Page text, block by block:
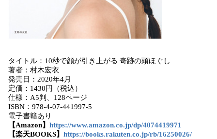
タイトル：10秒で顔が引き上がる 奇跡の頭ほぐし
著者：村木宏衣
発売日：2020年4月
定価：1430円（税込）
仕様：A5判、128ページ
ISBN：978-4-07-441997-5
電子書籍あり
【Amazon】 https://www.amazon.co.jp/dp/4074419971
【楽天BOOKS】 https://books.rakuten.co.jp/rb/16250026/